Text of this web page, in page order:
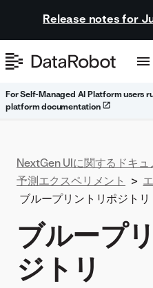
Release notes for
For Self-Managed AI Platform users
platform documentation
NextGen UIに関するドキュ
予測エクスペリメント
>
ブループリントリポジトリ
ブループ
ジトリ